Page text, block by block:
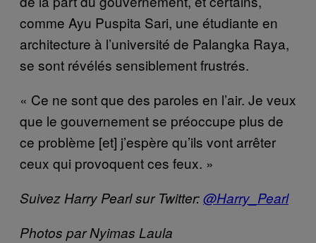
comme Ayu Puspita Sari, une étudiante en
architecture à l’université de Palangka Raya,
se sont révélés sensiblement frustrés.
« Ce ne sont que des paroles en l’air. Je veux
que le gouvernement se préoccupe plus de
ce problème [et] j’espère qu’ils vont arrêter
ceux qui provoquent ces feux. »
Suivez Harry Pearl sur Twitter:@Harry_Pearl
Photos parNyimas Laula